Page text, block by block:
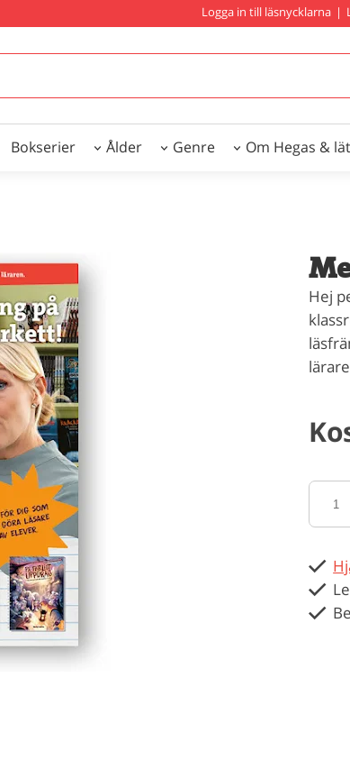
Logga in till läsnycklarna |
Bokserier Ålder Genre Om Hegas &
Hej